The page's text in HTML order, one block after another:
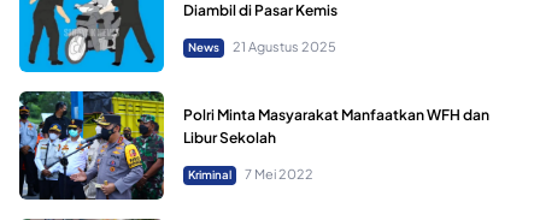
Diambil di Pasar Kemis
News 21 Agustus 2025
Polri Minta Masyarakat Manfaatkan WFH dan
Libur Sekolah
Kriminal 7 Mei 2022